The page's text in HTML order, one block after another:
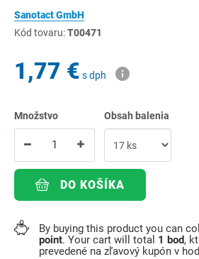
Sanotact GmbH
Kód tovaru:T00471
1,77 € s dph
Množstvo Obsah balenia
DO KOŠÍKA
By buying this product you can
point. Your cart will total 1 bod,
prevedené na zľavový kupón v